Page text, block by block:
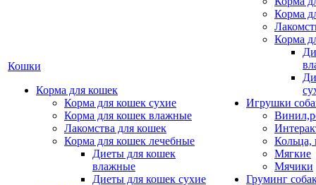
Кошки
Корма для кошек
Корма для кошек сухие
Корма для кошек влажные
Лакомства для кошек
Корма для кошек лечебные
Диеты для кошек
влажные
Диеты для кошек сухие
Корма
Корма
Игрушки
Кольца,
Мягкие
Мячики
Груминг